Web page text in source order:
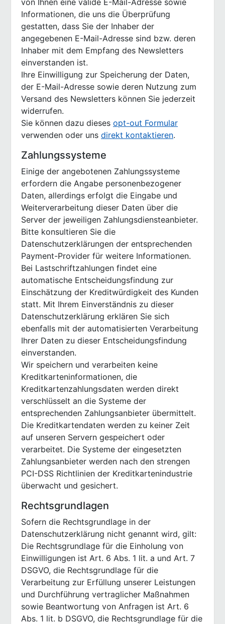
von Ihnen eine valide E-Mail-Adresse sowie
Informationen, die uns die Überprüfung
gestatten, dass Sie der Inhaber der
angegebenen E-Mail-Adresse sind bzw. deren
Inhaber mit dem Empfang des Newsletters
einverstanden ist.
Ihre Einwilligung zur Speicherung der Daten,
der E-Mail-Adresse sowie deren Nutzung zum
Versand des Newsletters können Sie jederzeit
widerrufen.
Sie können dazu dieses opt-out Formular
verwenden oder uns direkt kontaktieren.
Zahlungssysteme
Einige der angebotenen Zahlungssysteme
erfordern die Angabe personenbezogener
Daten, allerdings erfolgt die Eingabe und
Weiterverarbeitung dieser Daten über die
Server der jeweiligen Zahlungsdiensteanbieter.
Bitte konsultieren Sie die
Datenschutzerklärungen der entsprechenden
Payment-Provider für weitere Informationen.
Bei Lastschriftzahlungen findet eine
automatische Entscheidungsfindung zur
Einschätzung der Kreditwürdigkeit des Kunden
statt. Mit Ihrem Einverständnis zu dieser
Datenschutzerklärung erklären Sie sich
ebenfalls mit der automatisierten Verarbeitung
Ihrer Daten zu dieser Entscheidungsfindung
einverstanden.
Wir speichern und verarbeiten keine
Kreditkarteninformationen, die
Kreditkartenzahlungsdaten werden direkt
verschlüsselt an die Systeme der
entsprechenden Zahlungsanbieter übermittelt.
Die Kreditkartendaten werden zu keiner Zeit
auf unseren Servern gespeichert oder
verarbeitet. Die Systeme der eingesetzten
Zahlungsanbieter werden nach den strengen
PCI-DSS Richtlinien der Kreditkartenindustrie
überwacht und gesichert.
Rechtsgrundlagen
Sofern die Rechtsgrundlage in der
Datenschutzerklärung nicht genannt wird, gilt:
Die Rechtsgrundlage für die Einholung von
Einwilligungen ist Art. 6 Abs. 1 lit. a und Art. 7
DSGVO, die Rechtsgrundlage für die
Verarbeitung zur Erfüllung unserer Leistungen
und Durchführung vertraglicher Maßnahmen
sowie Beantwortung von Anfragen ist Art. 6
Abs. 1 lit. b DSGVO, die Rechtsgrundlage für die